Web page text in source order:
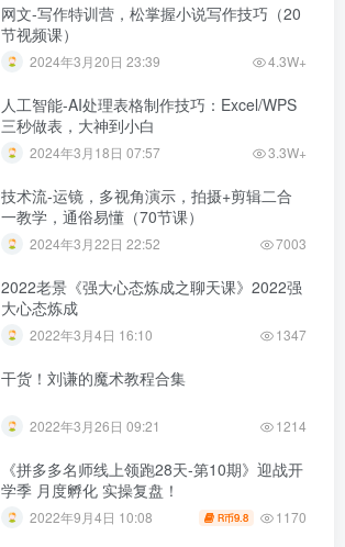
网文-写作特训营，松掌握小说写作技巧（20
节视频课）
2024年3月20日 23:39 4.3W+
人工智能-AI处理表格制作技巧：Excel/WPS
三秒做表，大神到小白
2024年3月18日 07:57 3.3W+
技术流-运镜，多视角演示，拍摄+剪辑二合
一教学，通俗易懂（70节课）
2024年3月22日 22:52 7003
2022老景《强大心态炼成之聊天课》2022强
大心态炼成
2022年3月4日 16:10 1347
干货！刘谦的魔术教程合集
2022年3月26日 09:21 1214
《拼多多名师线上领跑28天-第10期》迎战开
学季 月度孵化 实操复盘！
2022年9月4日 10:08 R币9.8 1170